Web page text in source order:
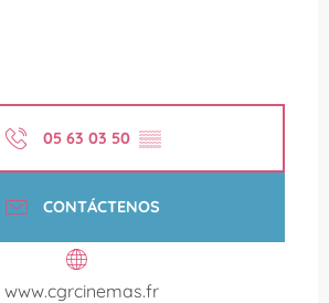
05 63 03 50 ▒▒
CONTÁCTENOS
www.cgrcinemas.fr